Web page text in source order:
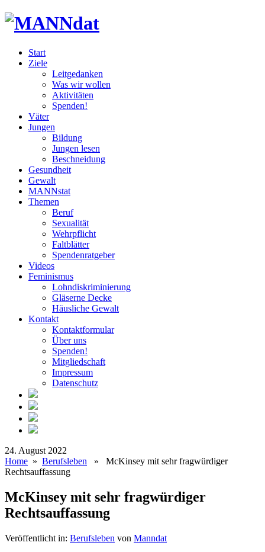
Start
Ziele
Leitgedanken
Was wir wollen
Aktivitäten
Spenden!
Väter
Jungen
Bildung
Jungen lesen
Beschneidung
Gesundheit
Gewalt
MANNstat
Themen
Beruf
Sexualität
Wehrpflicht
Faltblätter
Spendenratgeber
Videos
Feminismus
Lohndiskriminierung
Gläserne Decke
Häusliche Gewalt
Kontakt
Kontaktformular
Über uns
Spenden!
Mitgliedschaft
Impressum
Datenschutz
24. August 2022
Home » Berufsleben » McKinsey mit sehr fragwürdiger
Rechtsauffassung
McKinsey mit sehr fragwürdiger
Rechtsauffassung
Veröffentlicht in: Berufsleben von Manndat